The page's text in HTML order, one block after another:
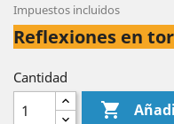
Impuestos incluidos
Reflexiones en
Cantidad
